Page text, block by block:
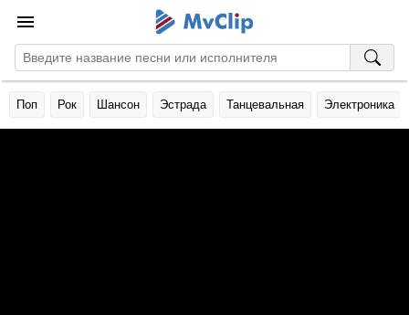
Поп Рок Шансон Эстрада Танцевальная Электроника